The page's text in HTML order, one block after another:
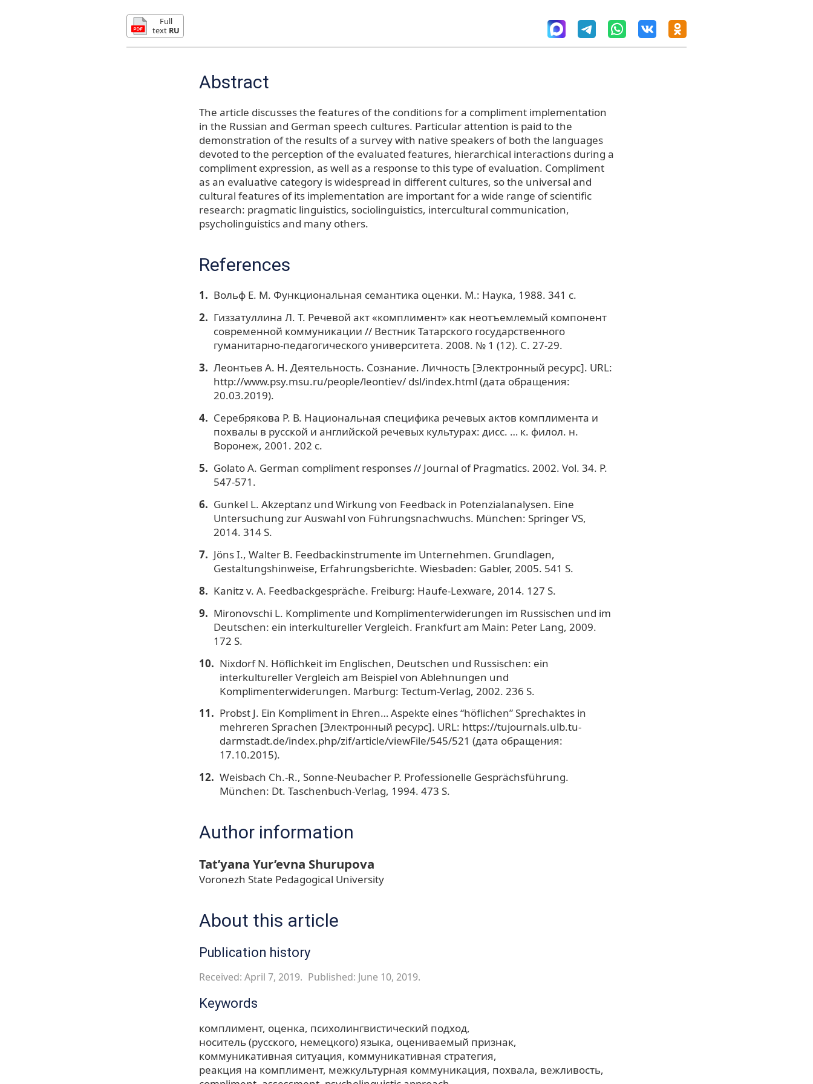
Full
text RU
Abstract
The article discusses the features of the conditions for a compliment implementation
in the Russian and German speech cultures. Particular attention is paid to the
demonstration of the results of a survey with native speakers of both the languages
devoted to the perception of the evaluated features, hierarchical interactions during a
compliment expression, as well as a response to this type of evaluation. Compliment
as an evaluative category is widespread in different cultures, so the universal and
cultural features of its implementation are important for a wide range of scientific
research: pragmatic linguistics, sociolinguistics, intercultural communication,
psycholinguistics and many others.
References
Вольф Е. М. Функциональная семантика оценки. М.: Наука, 1988. 341 с.
Гиззатуллина Л. Т. Речевой акт «комплимент» как неотъемлемый компонент
современной коммуникации // Вестник Татарского государственного
гуманитарно-педагогического университета. 2008. № 1 (12). С. 27-29.
Леонтьев А. Н. Деятельность. Сознание. Личность [Электронный ресурс]. URL:
http://www.psy.msu.ru/people/leontiev/ dsl/index.html (дата обращения:
20.03.2019).
Серебрякова Р. В. Национальная специфика речевых актов комплимента и
похвалы в русской и английской речевых культурах: дисс. … к. филол. н.
Воронеж, 2001. 202 с.
Golato А. German compliment responses // Journal of Pragmatics. 2002. Vol. 34. P.
547-571.
Gunkel L. Akzeptanz und Wirkung von Feedback in Potenzialanalysen. Eine
Untersuchung zur Auswahl von Führungsnachwuchs. München: Springer VS,
2014. 314 S.
Jöns I., Walter B. Feedbackinstrumente im Unternehmen. Grundlagen,
Gestaltungshinweise, Erfahrungsberichte. Wiesbaden: Gabler, 2005. 541 S.
Kanitz v. A. Feedbackgespräche. Freiburg: Haufe-Lexware, 2014. 127 S.
Mironovschi L. Komplimente und Komplimenterwiderungen im Russischen und im
Deutschen: ein interkultureller Vergleich. Frankfurt am Main: Peter Lang, 2009.
172 S.
Nixdorf N. Höflichkeit im Englischen, Deutschen und Russischen: ein
interkultureller Vergleich am Beispiel von Ablehnungen und
Komplimenterwiderungen. Marburg: Tectum-Verlag, 2002. 236 S.
Probst J. Ein Kompliment in Ehren… Aspekte eines “höflichen” Sprechaktes in
mehreren Sprachen [Электронный ресурс]. URL: https://tujournals.ulb.tu-
darmstadt.de/index.php/zif/article/viewFile/545/521 (дата обращения:
17.10.2015).
Weisbach Ch.-R., Sonne-Neubacher P. Professionelle Gesprächsführung.
München: Dt. Taschenbuch-Verlag, 1994. 473 S.
Author information
Tat’yana Yur’evna Shurupova
Voronezh State Pedagogical University
About this article
Publication history
Received: April 7, 2019. Published: June 10, 2019.
Keywords
комплимент оценка психолингвистический подход
носитель (русского, немецкого) языка оцениваемый признак
коммуникативная ситуация коммуникативная стратегия
реакция на комплимент межкультурная коммуникация похвала вежливость